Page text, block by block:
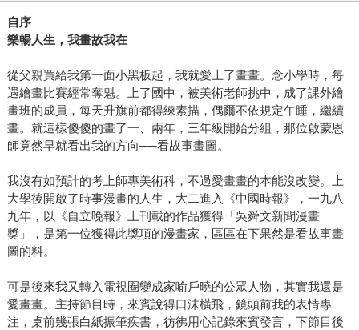
自序
樂暢人生，我畫故我在
從父親買給我第一面小黑板起，我就愛上了畫畫。念小學時，每
遇繪畫比賽經常奪魁。上了國中，被美術老師挑中，成了課外繪
畫班的成員，每天升旗前都得練素描，偶爾不依規定午睡，繼續
畫。就這樣傻傻的畫了一、兩年，三年級開始分組，那位啟蒙恩
師竟然早就看出我的方向──看故事畫圖。
我沒有如預計的考上師專美術科，不過愛畫畫的本能沒改變。上
大學後開啟了時事漫畫的人生，大二進入《中國時報》，一九八
九年，以《自立晚報》上刊載的作品獲得「吳舜文新聞漫畫
獎」，是第一位獲得此獎項的漫畫家，區區在下果然是看故事畫
圖的料。
可是後來我又轉入電視圈變成家喻戶曉的公眾人物，其實我還是
愛畫畫。主持節目時，來賓說得口沫橫飛，鏡頭前我的表情專
注，桌前幾張白紙振筆疾書，彷彿用心記錄來賓發言，下節目後